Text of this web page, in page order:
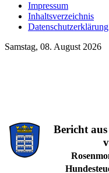
Impressum
Inhaltsverzeichnis
Datenschutzerklärung
Samstag, 08. August 2026
Bericht